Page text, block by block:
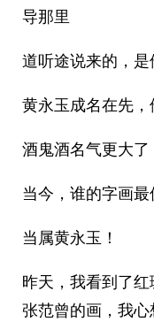
导那里
道听途说来的，是
黄永玉成名在先
酒鬼酒名气更大了
当今，谁的字画最
当属黄永玉！
昨天，我看到了
张范曾的画，我